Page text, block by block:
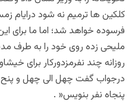
کلکین ها ترمیم نه شود درایام
فرسوده خواهد شد؛ اما ما برای
ملیحی زده روی خود را به طرف
روزانه چند نفرمزدورکار برای
درجواب گفت چهل الی چهل و پنح
پنجاه نفر بنویس« .